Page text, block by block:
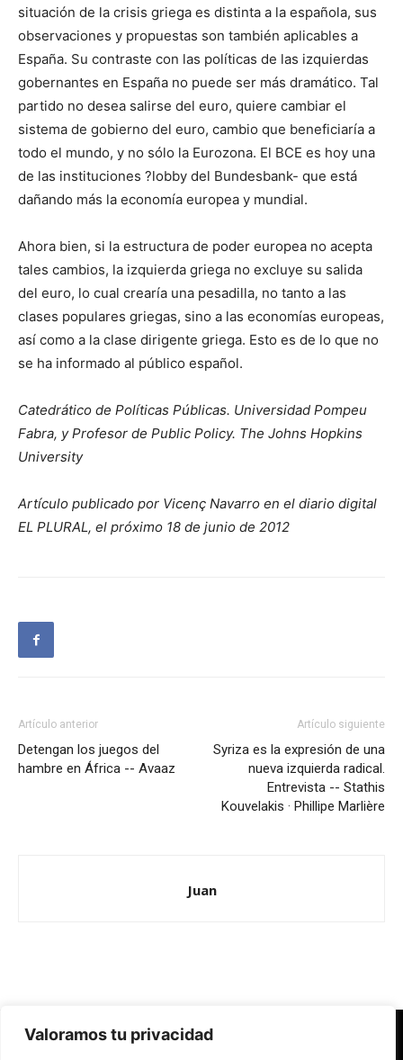
Valoramos tu privacidad
situación de la crisis griega es distinta a la española, sus
observaciones y propuestas son también aplicables a
España. Su contraste con las políticas de las izquierdas
gobernantes en España no puede ser más dramático. Tal
partido no desea salirse del euro, quiere cambiar el
sistema de gobierno del euro, cambio que beneficiaría a
todo el mundo, y no sólo la Eurozona. El BCE es hoy una
de las instituciones ?lobby del Bundesbank- que está
dañando más la economía europea y mundial.
Ahora bien, si la estructura de poder europea no acepta
tales cambios, la izquierda griega no excluye su salida
del euro, lo cual crearía una pesadilla, no tanto a las
clases populares griegas, sino a las economías europeas,
así como a la clase dirigente griega. Esto es de lo que no
se ha informado al público español.
Catedrático de Políticas Públicas. Universidad Pompeu
Fabra, y Profesor de Public Policy. The Johns Hopkins
University
Artículo publicado por Vicenç Navarro en el diario digital
EL PLURAL, el próximo 18 de junio de 2012
Artículo anterior
Detengan los juegos del
hambre en África -- Avaaz
Artículo siguiente
Syriza es la expresión de una
nueva izquierda radical.
Entrevista -- Stathis
Kouvelakis · Phillipe Marlière
Juan
Redes Cristianas